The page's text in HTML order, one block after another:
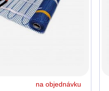
na objednávku